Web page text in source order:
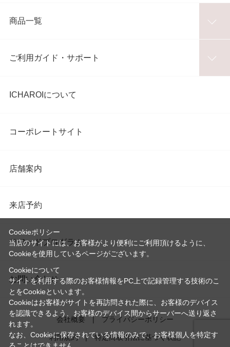
商品一覧
ご利用ガイド・サポート
ICHAROIについて
コーポレートサイト
店舗案内
来店予約
リワードプログラム
お問い合わせ
会社概要 プライバシーポリシー
利用規約 特定商取引法に基づく表記
Cookieポリシー
当店のサイトには、お客様がより便利にご利用頂けるように、
Cookieを使用しているページがございます。
Cookieについて
サイトを利用する際のお客様情報をPC上で記録管理する技術のこ
とをCookieといいます。
Cookieはお客様がサイトを再訪問された際に、お客様のデバイス
を認識できるよう、お客様のデバイス間からサーバーへ送り返さ
れます。
なお、Cookieに保存されている情報のみで、お客様個人を特定す